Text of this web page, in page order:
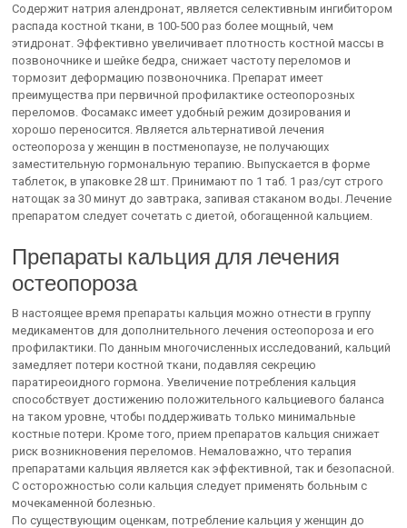
Содержит натрия алендронат, является селективным ингибитором
распада костной ткани, в 100-500 раз более мощный, чем
этидронат. Эффективно увеличивает плотность костной массы в
позвоночнике и шейке бедра, снижает частоту переломов и
тормозит деформацию позвоночника. Препарат имеет
преимущества при первичной профилактике остеопорозных
переломов. Фосамакс имеет удобный режим дозирования и
хорошо переносится. Является альтернативой лечения
остеопороза у женщин в постменопаузе, не получающих
заместительную гормональную терапию. Выпускается в форме
таблеток, в упаковке 28 шт. Принимают по 1 таб. 1 раз/сут строго
натощак за 30 минут до завтрака, запивая стаканом воды. Лечение
препаратом следует сочетать с диетой, обогащенной кальцием.
Препараты кальция для лечения
остеопороза
В настоящее время препараты кальция можно отнести в группу
медикаментов для дополнительного лечения остеопороза и его
профилактики. По данным многочисленных исследований, кальций
замедляет потери костной ткани, подавляя секрецию
паратиреоидного гормона. Увеличение потребления кальция
способствует достижению положительного кальциевого баланса
на таком уровне, чтобы поддерживать только минимальные
костные потери. Кроме того, прием препаратов кальция снижает
риск возникновения переломов. Немаловажно, что терапия
препаратами кальция является как эффективной, так и безопасной.
С осторожностью соли кальция следует применять больным с
мочекаменной болезнью.
По существующим оценкам, потребление кальция у женщин до